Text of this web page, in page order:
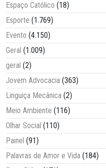
Espaço Católico (18)
Esporte (1.769)
Evento (4.150)
Geral (1.009)
geral (2)
Jovem Advocacia (363)
Linguiça Mecânica (2)
Meio Ambiente (116)
Olhar Social (110)
Painel (91)
Palavras de Amor e Vida (184)